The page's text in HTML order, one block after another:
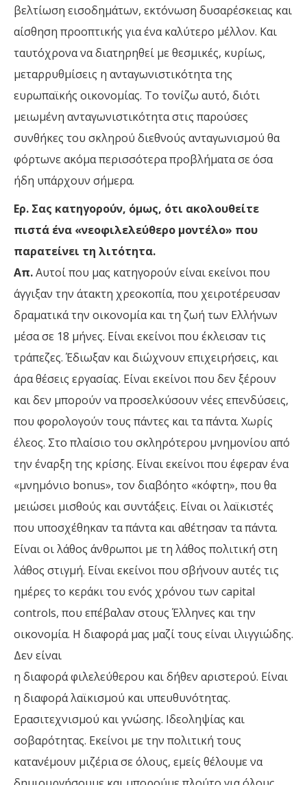
βελτίωση εισοδημάτων, εκτόνωση δυσαρέσκειας και
αίσθηση προοπτικής για ένα καλύτερο μέλλον. Και
ταυτόχρονα να διατηρηθεί με θεσμικές, κυρίως,
μεταρρυθμίσεις η ανταγωνιστικότητα της
ευρωπαϊκής οικονομίας. Το τονίζω αυτό, διότι
μειωμένη ανταγωνιστικότητα στις παρούσες
συνθήκες του σκληρού διεθνούς ανταγωνισμού θα
φόρτωνε ακόμα περισσότερα προβλήματα σε όσα
ήδη υπάρχουν σήμερα.
Ερ. Σας κατηγορούν, όμως, ότι ακολουθείτε
πιστά ένα «νεοφιλελεύθερο μοντέλο» που
παρατείνει τη λιτότητα.
Απ.Αυτοί που μας κατηγορούν είναι εκείνοι που
άγγιξαν την άτακτη χρεοκοπία, που χειροτέρευσαν
δραματικά την οικονομία και τη ζωή των Ελλήνων
μέσα σε 18 μήνες. Είναι εκείνοι που έκλεισαν τις
τράπεζες. Έδιωξαν και διώχνουν επιχειρήσεις, και
άρα θέσεις εργασίας. Είναι εκείνοι που δεν ξέρουν
και δεν μπορούν να προσελκύσουν νέες επενδύσεις,
που φορολογούν τους πάντες και τα πάντα. Χωρίς
έλεος. Στο πλαίσιο του σκληρότερου μνημονίου από
την έναρξη της κρίσης. Είναι εκείνοι που έφεραν ένα
«μνημόνιο bonus», τον διαβόητο «κόφτη», που θα
μειώσει μισθούς και συντάξεις. Είναι οι λαϊκιστές
που υποσχέθηκαν τα πάντα και αθέτησαν τα πάντα.
Είναι οι λάθος άνθρωποι με τη λάθος πολιτική στη
λάθος στιγμή. Είναι εκείνοι που σβήνουν αυτές τις
ημέρες το κεράκι του ενός χρόνου των capital
controls, που επέβαλαν στους Έλληνες και την
οικονομία. Η διαφορά μας μαζί τους είναι ιλιγγιώδης.
Δεν είναι
η διαφορά φιλελεύθερου και δήθεν αριστερού. Είναι
η διαφορά λαϊκισμού και υπευθυνότητας.
Ερασιτεχνισμού και γνώσης. Ιδεοληψίας και
σοβαρότητας. Εκείνοι με την πολιτική τους
κατανέμουν μιζέρια σε όλους, εμείς θέλουμε να